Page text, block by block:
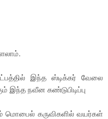
இந்த ஸ்டிக்கர் வேலை
இந்த நவீன கண்டுபிடிப்பு
மொபைல் கருவிகளில் வயர்கள்